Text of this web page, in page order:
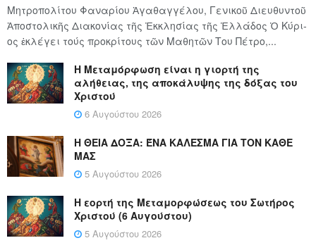
Μητροπολίτου Φαναρίου Ἀγαθαγγέλου, Γενικοῦ Διευθυντοῦ
Ἀποστολικῆς Διακονίας τῆς Ἐκκλησίας τῆς Ἑλλάδος Ὁ Κύ­ρι­
ος ἐκλέγει τούς προ­κρί­τους τῶν Μα­θη­τῶν Του Πέ­τρο,...
Η Μεταμόρφωση είναι η γιορτή της
αλήθειας, της αποκάλυψης της δόξας του
Χριστού
6 Αυγούστου 2026
Η ΘΕΙΑ ΔΟΞΑ: ΈΝΑ ΚΑΛΕΣΜΑ ΓΙΑ ΤΟΝ ΚΑΘΕ
ΜΑΣ
5 Αυγούστου 2026
Η εορτή της Μεταμορφώσεως του Σωτήρος
Χριστού (6 Αυγούστου)
5 Αυγούστου 2026